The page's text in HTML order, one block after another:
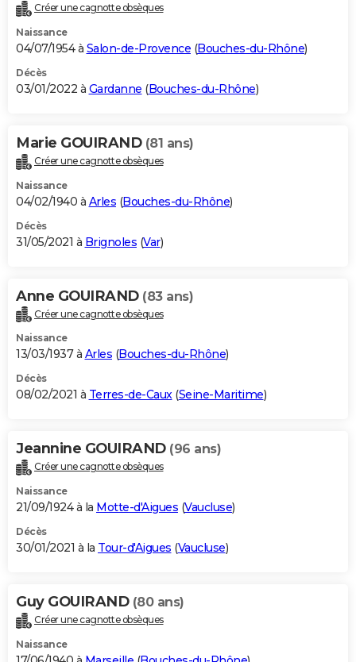
Créer une cagnotte obsèques
Naissance
04/07/1954 à Salon-de-Provence (Bouches-du-Rhône)
Décès
03/01/2022 à Gardanne (Bouches-du-Rhône)
Marie GOUIRAND (81 ans)
Créer une cagnotte obsèques
Naissance
04/02/1940 à Arles (Bouches-du-Rhône)
Décès
31/05/2021 à Brignoles (Var)
Anne GOUIRAND (83 ans)
Créer une cagnotte obsèques
Naissance
13/03/1937 à Arles (Bouches-du-Rhône)
Décès
08/02/2021 à Terres-de-Caux(Seine-Maritime)
Jeannine GOUIRAND (96 ans)
Créer une cagnotte obsèques
Naissance
21/09/1924 à la Motte-d'Aigues (Vaucluse)
Décès
30/01/2021 à la Tour-d'Aigues (Vaucluse)
Guy GOUIRAND (80 ans)
Créer une cagnotte obsèques
Naissance